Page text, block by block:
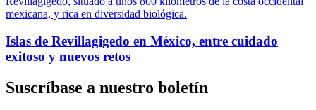
Islas de Revillagigedo en México, entre cuidado
exitoso y nuevos retos
Suscríbase a nuestro boletín